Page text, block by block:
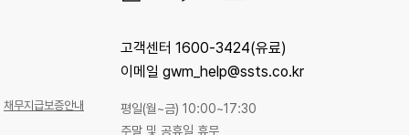
채무지급보증안내
고객센터 1600-3424(유료)
이메일 gwm_help@ssts.co.kr
평일(월~금) 10:00~17:30
주말 및 공휴일 휴무